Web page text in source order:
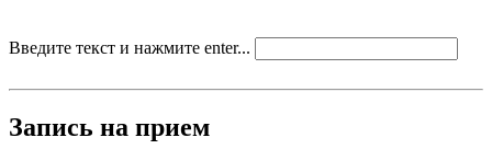
Введите текст и нажмите enter...
Запись на прием